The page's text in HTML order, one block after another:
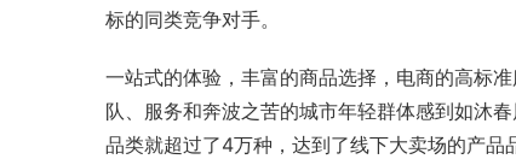
标的同类竞争对手。
一站式的体验，丰富的商品选择，电商的高标
队、服务和奔波之苦的城市年轻群体感到如沐
品类就超过了4万种，达到了线下大卖场的产